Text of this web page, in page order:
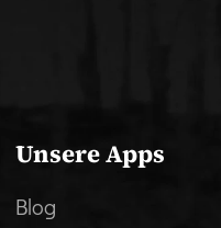
Unsere Apps
Blog